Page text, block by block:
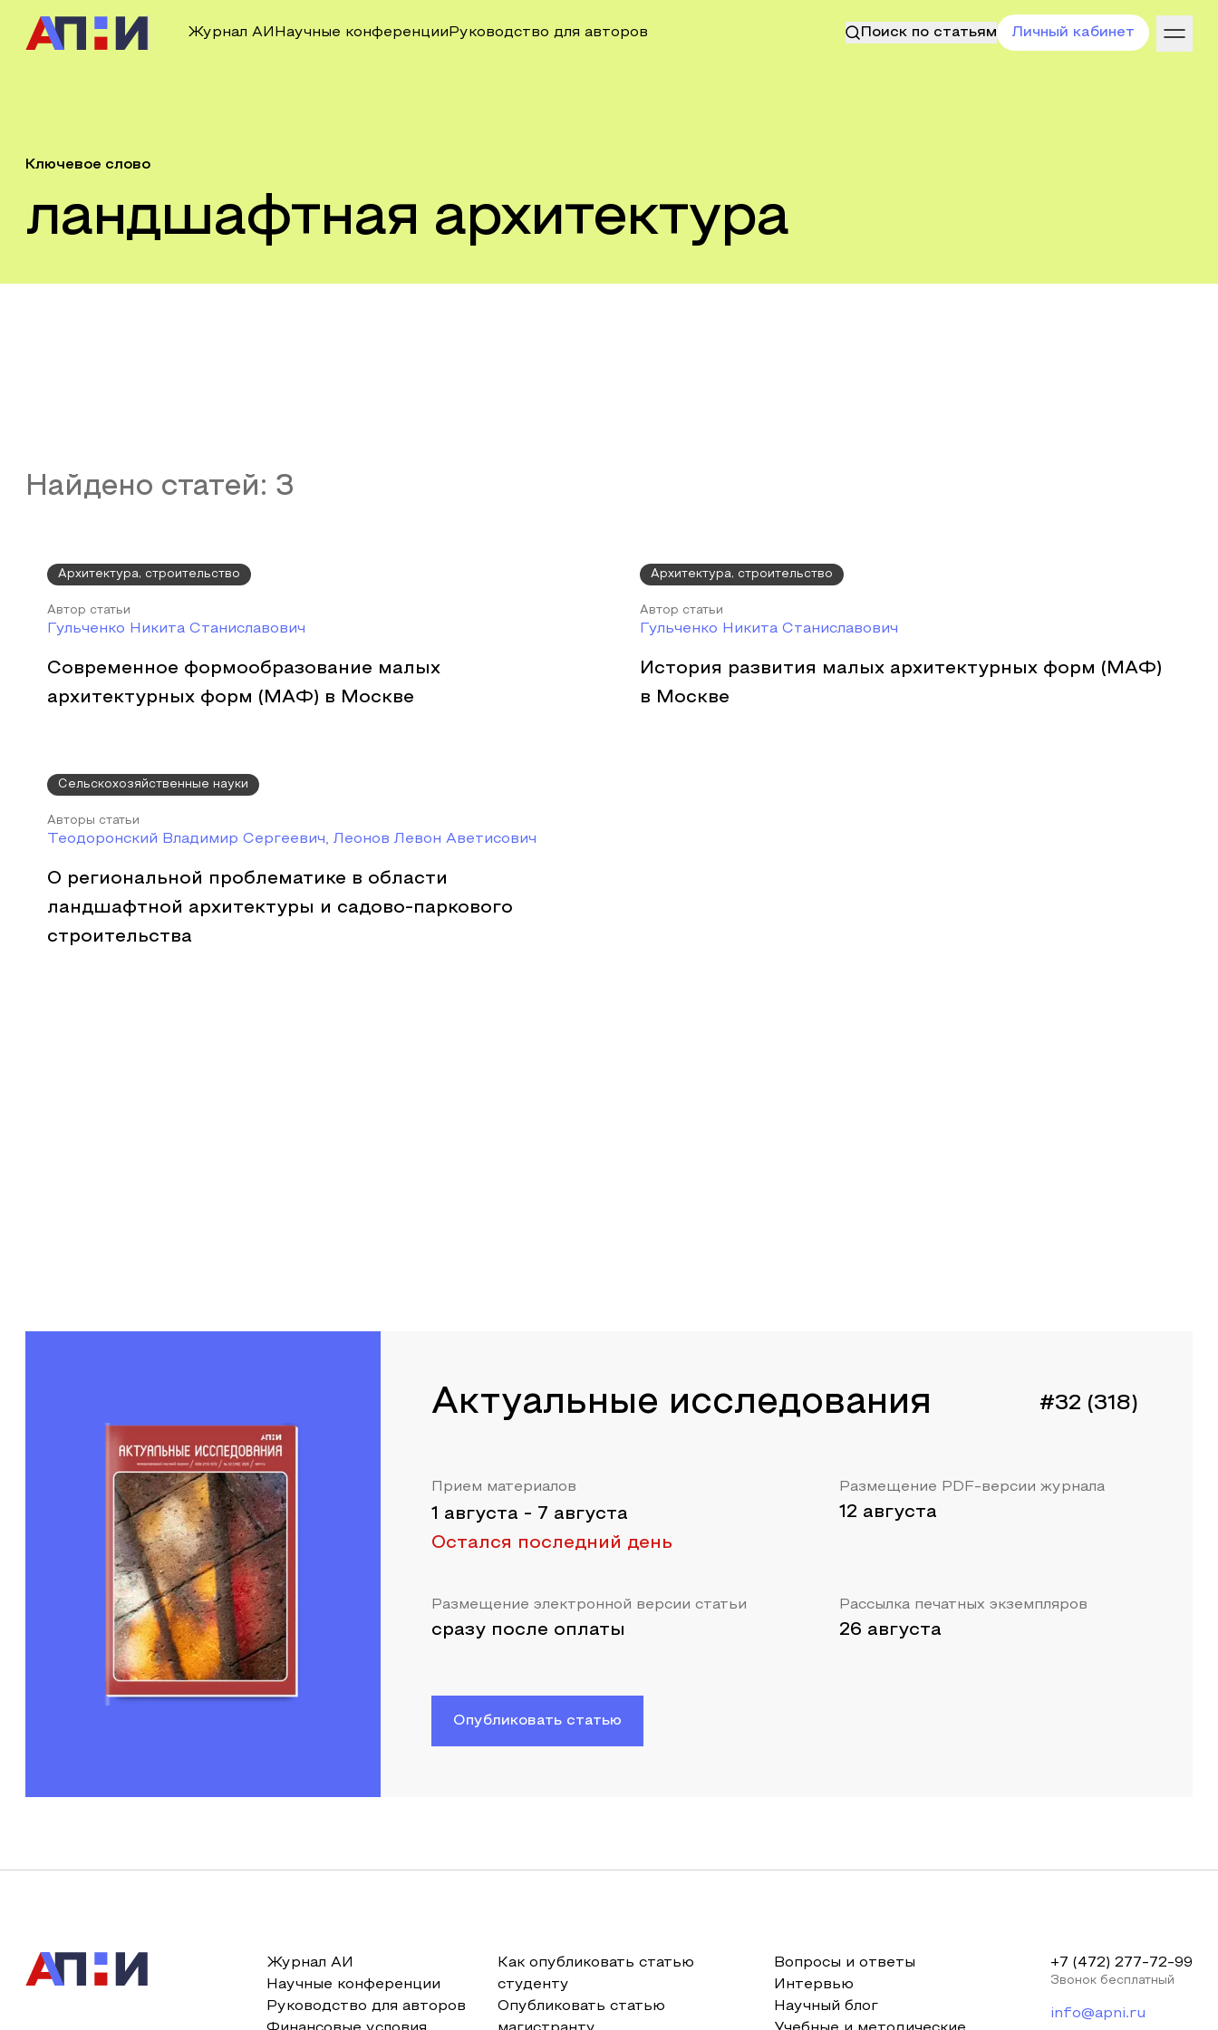
Журнал АИ Научные конференции Руководство для авторов Поиск по статьям Личный кабинет
Ключевое слово
ландшафтная архитектура
Найдено статей: 3
Архитектура, строительство
Автор статьи
Гульченко Никита Станиславович
Современное формообразование малых
архитектурных форм (МАФ) в Москве
Архитектура, строительство
Автор статьи
Гульченко Никита Станиславович
История развития малых архитектурных форм (МАФ)
в Москве
Сельскохозяйственные науки
Авторы статьи
Теодоронский Владимир Сергеевич, Леонов Левон Аветисович
О региональной проблематике в области
ландшафтной архитектуры и садово-паркового
строительства
Актуальные исследования #32 (318)
Прием материалов
1 августа - 7 августа
Остался последний день
Размещение PDF-версии журнала
12 августа
Размещение электронной версии статьи
сразу после оплаты
Рассылка печатных экземпляров
26 августа
Опубликовать статью
Журнал АИ
Научные конференции
Руководство для авторов
Как опубликовать статью
студенту
Опубликовать статью
Вопросы и ответы
Интервью
Научный блог
+7 (472) 277-72-99
Звонок бесплатный
info@apni.ru